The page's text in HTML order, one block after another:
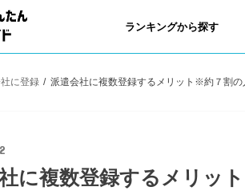
ランキングから探す
に登録 派遣会社に複数登録するメリット※約７割の
に複数登録するメリッ